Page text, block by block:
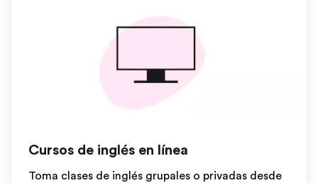
Cursos de inglés en línea
Toma clases de inglés grupales o privadas desde